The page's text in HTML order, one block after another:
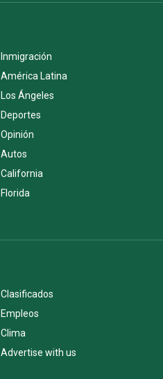
Inmigración
América Latina
Los Ángeles
Deportes
Opinión
Autos
California
Florida
Clasificados
Empleos
Clima
Advertise with us